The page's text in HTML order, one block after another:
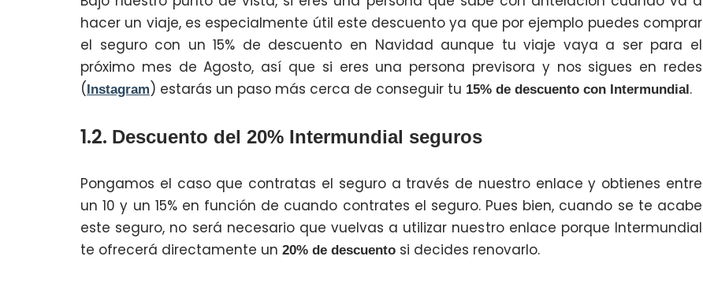
hacer un viaje, es especialmente útil este descuento ya que por ejemplo puedes comprar
el seguro con un 15% de descuento en Navidad aunque tu viaje vaya a ser para el
próximo mes de Agosto, así que si eres una persona previsora y nos sigues en redes
(Instagram) estarás un paso más cerca de conseguir tu 15% de descuento con Intermundial.
1.2. Descuento del 20% Intermundial seguros
Pongamos el caso que contratas el seguro a través de nuestro enlace y obtienes entre
un 10 y un 15% en función de cuando contrates el seguro. Pues bien, cuando se te acabe
este seguro, no será necesario que vuelvas a utilizar nuestro enlace porque Intermundial
te ofrecerá directamente un 20% de descuento si decides renovarlo.